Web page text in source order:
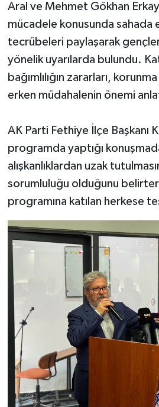
Aral ve Mehmet Gökhan
mücadele konusunda sahada
tecrübeleri paylaşarak
yönelik uyarılarda bulundu.
bağımlılığın zararları,
erken müdahalenin önemi
AK Parti Fethiye İlçe Başkanı
programda yaptığı
alışkanlıklardan uzak
sorumluluğu olduğunu
programına katılan herkese